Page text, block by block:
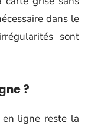
dans le
sont
?
ligne reste la